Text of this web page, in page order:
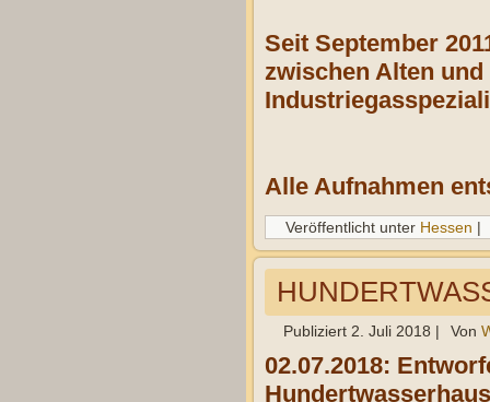
Seit September
zwischen Alten
Alle Aufnahmen
Veröffentlicht unter Hessen |
Publiziert 2. Juli 2018 | Von
02.07.2018: